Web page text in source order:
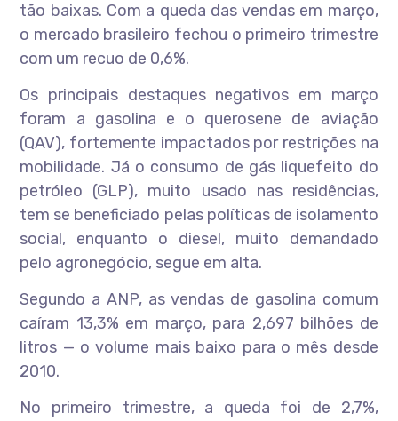
tão baixas. Com a queda das vendas em março,
o mercado brasileiro fechou o primeiro trimestre
com um recuo de 0,6%.
Os principais destaques negativos em março
foram a gasolina e o querosene de aviação
(QAV), fortemente impactados por restrições na
mobilidade. Já o consumo de gás liquefeito do
petróleo (GLP), muito usado nas residências,
tem se beneficiado pelas políticas de isolamento
social, enquanto o diesel, muito demandado
pelo agronegócio, segue em alta.
Segundo a ANP, as vendas de gasolina comum
caíram 13,3% em março, para 2,697 bilhões de
litros — o volume mais baixo para o mês desde
2010.
No primeiro trimestre, a queda foi de 2,7%,